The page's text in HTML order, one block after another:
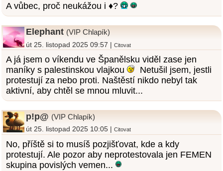
A vůbec, proč neukážou i ♦️?
Elephant (VIP Chlapík)
út 25. listopad 2025 09:57 |Citovat
A já jsem o víkendu ve Španělsku viděl zase jen
maníky s palestinskou vlajkou
Netušil jsem, jestli
protestují za nebo proti. Naštěstí nikdo nebyl tak
aktivní, aby chtěl se mnou mluvit...
p!p@ (VIP Chlapík)
út 25. listopad 2025 10:05 |Citovat
No, příště si to musíš pozjišťovat, kde a kdy
protestují. Ale pozor aby neprotestovala jen FEMEN
skupina povislých vemen...